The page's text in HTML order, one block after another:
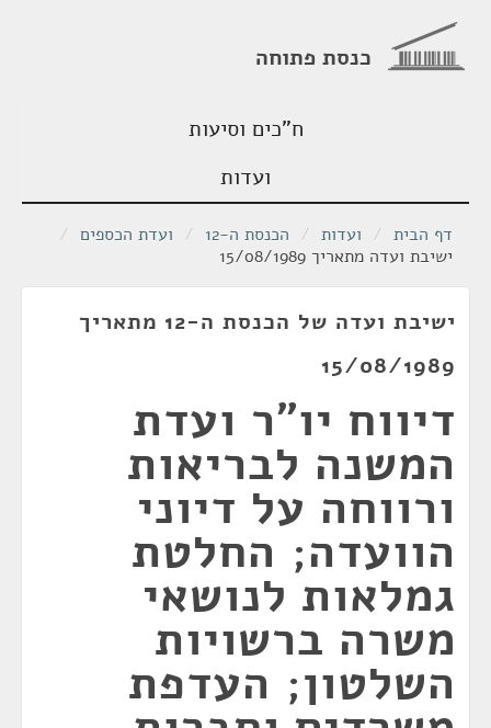
כנסת פתוחה
ח"כים וסיעות
ועדות
דף הבית / ועדות / הכנסת ה-12 / ועדת הכספים /
ישיבת ועדה מתאריך 15/08/1989
ישיבת ועדה של הכנסת ה-12 מתאריך
15/08/1989
דיווח יו"ר ועדת
המשנה לבריאות
ורווחה על דיוני
הוועדה; החלטת
גמלאות לנושאי
משרה ברשויות
השלטון; העדפת